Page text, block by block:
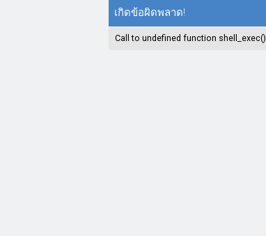
เกิดข้อผิดพลาด!
Call to undefined function shell_exec()